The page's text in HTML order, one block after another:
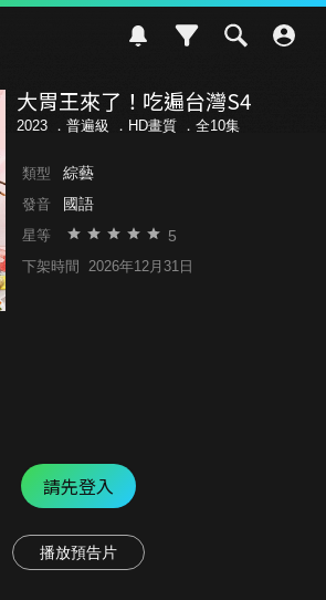
大胃王來了！吃遍台灣S4
2023 ． 普遍級 ．HD畫質 ．全10集
類型 綜藝
發音 國語
星等 5
下架時間 2026年12月31日
請先登入
播放預告片